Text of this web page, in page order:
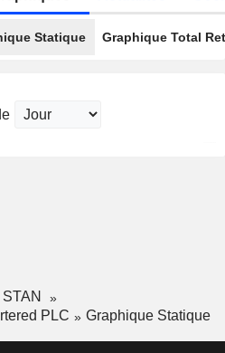
Statique Graphique Total
PLC
Graphique Statique